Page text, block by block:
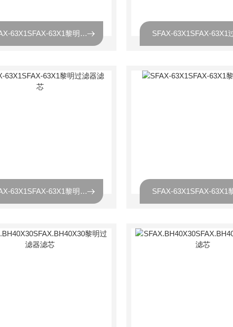
SFAX-63X1SFAX-63X1黎明液压油滤芯 SFAX-63X1SFAX-63X1
SFAX-63X1SFAX-63X1黎明过滤器滤芯